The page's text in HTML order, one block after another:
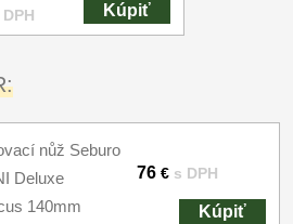
DPH Kúpiť
nůž Seburo
Deluxe
140mm
76 € s DPH
Kúpiť